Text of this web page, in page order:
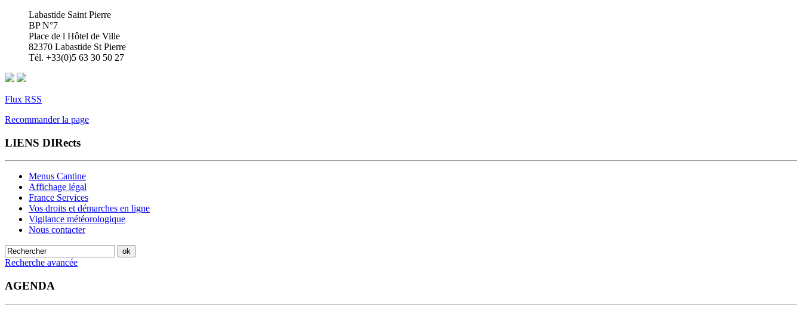
Labastide Saint Pierre
BP N°7
Place de l Hôtel de Ville
82370 Labastide St Pierre
Tél. +33(0)5 63 30 50 27
Flux RSS
Recommander la page
LIENS DIRects
Menus Cantine
Affichage légal
France Services
Vos droits et démarches en ligne
Vigilance météorologique
Nous contacter
Recherche avancée
AGENDA